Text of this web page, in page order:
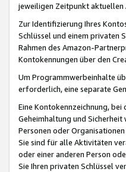
jeweiligen Zeitpunkt
Zur Identifizierung Ihres
Schlüssel und einem privaten
Rahmen des Amazon-
Kontokennungen über den
Um Programmwerbeinhalte
erforderlich, eine separate
Eine Kontokennzeichnung,
Geheimhaltung und
Personen oder
Sie sind für alle Aktivitäten
oder einer anderen Person
Sie Ihren privaten Schlüssel